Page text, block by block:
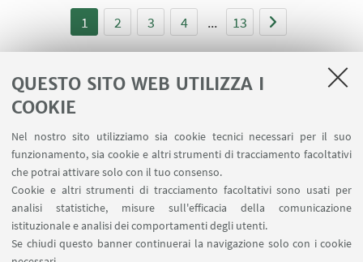
QUESTO SITO WEB UTILIZZA I
COOKIE
Nel nostro sito utilizziamo sia cookie tecnici necessari per il suo
funzionamento, sia cookie e altri strumenti di tracciamento facoltativi
che potrai attivare solo con il tuo consenso.
Cookie e altri strumenti di tracciamento facoltativi sono usati per
analisi statistiche, misure sull'efficacia della comunicazione
istituzionale e analisi dei comportamenti degli utenti.
Se chiudi questo banner continuerai la navigazione solo con i cookie
1 2 3 4 ... 13
Area riservata
Contatti
SEGUI IL DIPARTIMENTO SU: